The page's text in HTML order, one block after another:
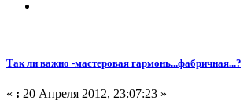
Так ли важно -мастеровая гармонь...фабричная...?
« : 20 Апреля 2012, 23:07:23 »